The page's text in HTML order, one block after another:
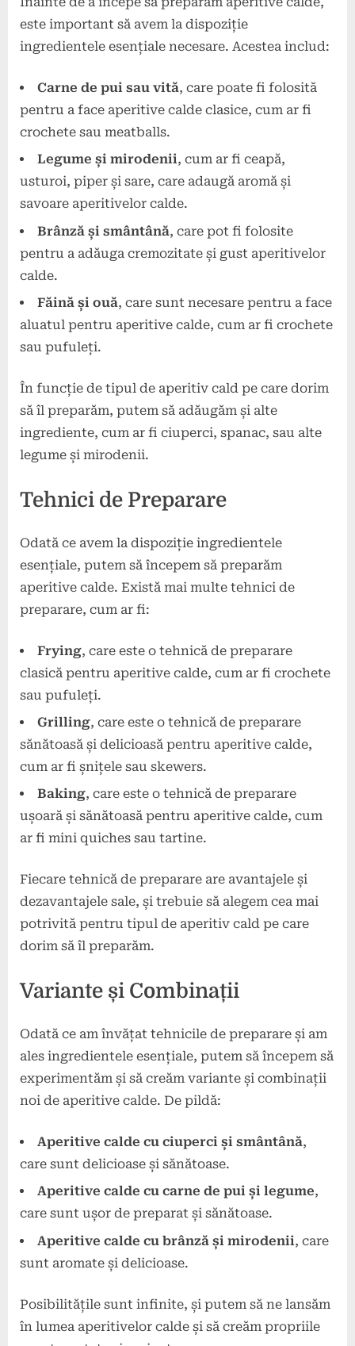
este important să avem la dispoziție
ingredientele esențiale necesare. Acestea includ:
Carne de pui sau vită, care poate fi folosită
pentru a face aperitive calde clasice, cum ar fi
crochete sau meatballs.
Legume și mirodenii, cum ar fi ceapă,
usturoi, piper și sare, care adaugă aromă și
savoare aperitivelor calde.
Brânză și smântână, care pot fi folosite
pentru a adăuga cremozitate și gust aperitivelor
calde.
Făină și ouă, care sunt necesare pentru a face
aluatul pentru aperitive calde, cum ar fi crochete
sau pufuleți.
În funcție de tipul de aperitiv cald pe care dorim
să îl preparăm, putem să adăugăm și alte
ingrediente, cum ar fi ciuperci, spanac, sau alte
legume și mirodenii.
Tehnici de Preparare
Odată ce avem la dispoziție ingredientele
esențiale, putem să începem să preparăm
aperitive calde. Există mai multe tehnici de
preparare, cum ar fi:
Frying, care este o tehnică de preparare
clasică pentru aperitive calde, cum ar fi crochete
sau pufuleți.
Grilling, care este o tehnică de preparare
sănătoasă și delicioasă pentru aperitive calde,
cum ar fi șnițele sau skewers.
Baking, care este o tehnică de preparare
ușoară și sănătoasă pentru aperitive calde, cum
ar fi mini quiches sau tartine.
Fiecare tehnică de preparare are avantajele și
dezavantajele sale, și trebuie să alegem cea mai
potrivită pentru tipul de aperitiv cald pe care
dorim să îl preparăm.
Variante și Combinații
Odată ce am învățat tehnicile de preparare și am
ales ingredientele esențiale, putem să începem să
experimentăm și să creăm variante și combinații
noi de aperitive calde. De pildă:
Aperitive calde cu ciuperci și smântână,
care sunt delicioase și sănătoase.
Aperitive calde cu carne de pui și legume,
care sunt ușor de preparat și sănătoase.
Aperitive calde cu brânză și mirodenii, care
sunt aromate și delicioase.
Posibilitățile sunt infinite, și putem să ne lansăm
în lumea aperitivelor calde și să creăm propriile